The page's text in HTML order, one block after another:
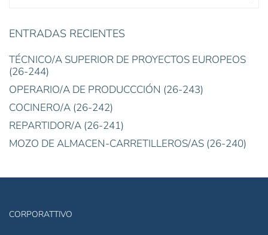
ENTRADAS RECIENTES
TÉCNICO/A SUPERIOR DE PROYECTOS EUROPEOS
(26-244)
OPERARIO/A DE PRODUCCCIÓN (26-243)
COCINERO/A (26-242)
REPARTIDOR/A (26-241)
MOZO DE ALMACEN-CARRETILLEROS/AS (26-240)
CORPORATTIVO